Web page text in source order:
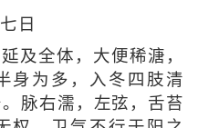
日
及全体，大便稀溏，
身为多，入冬四肢清
脉右濡，左弦，舌苔